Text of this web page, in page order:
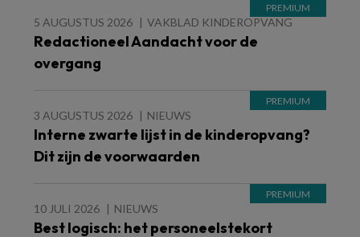
5 AUGUSTUS 2026 VAKBLAD KINDEROPVANG
Redactioneel Aandacht voor de
overgang
3 AUGUSTUS 2026 NIEUWS
Interne zwarte lijst in de kinderopvang?
Dit zijn de voorwaarden
10 JULI 2026 NIEUWS
Best logisch: het personeelstekort